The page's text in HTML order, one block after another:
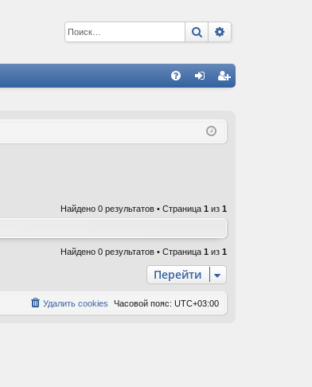
Поиск
ис
Найдено 0 результатов • Страница 1 из 1
Найдено 0 результатов • Страница 1 из 1
Перейти
Часовой пояс: UTC+03:00
Удалить cookies